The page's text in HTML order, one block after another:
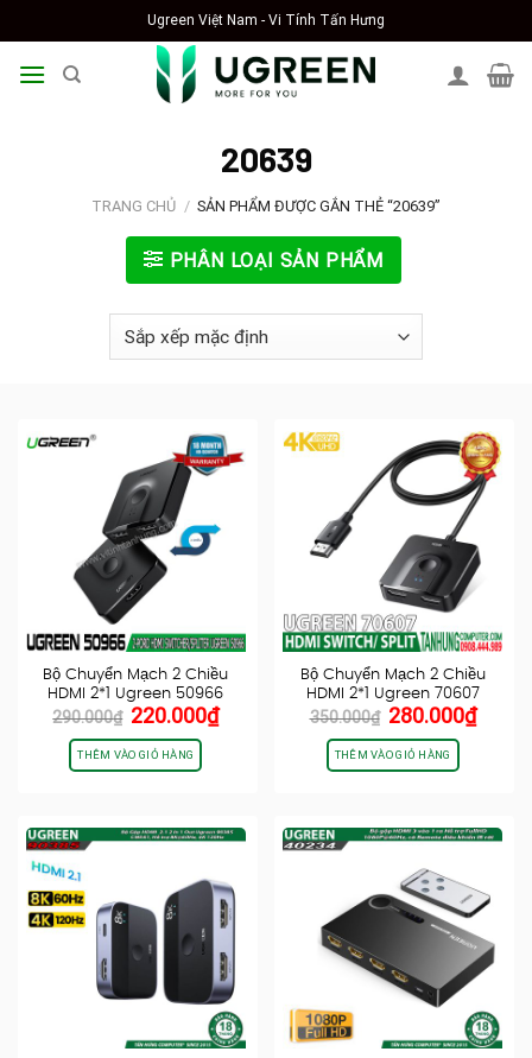
to
content
Ugreen Việt Nam - Vi Tính Tấn Hưng
20639
TRANG CHỦ / SẢN PHẨM ĐƯỢC GẮN THẺ “20639”
PHÂN LOẠI SẢN PHẨM
Bộ Chuyển Mạch 2 Chiều
HDMI 2*1 Ugreen 50966
290.000₫ Giá
gốc
là:
290.000₫.
220.000₫Giá
THÊM VÀO GIỎ HÀNG
Bộ Chuyển Mạch 2 Chiều
HDMI 2*1 Ugreen 70607
4K@60Hz
350.000₫ Giá
gốc
là:
350.000₫.
280.000₫Giá
THÊM VÀO GIỎ HÀNG